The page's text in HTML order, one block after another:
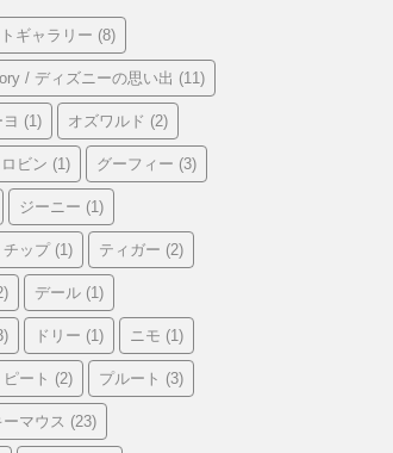
ギャラリー (8)
/ ディズニーの思い出 (11)
(1) オズワルド (2)
ビン (1) グーフィー (3)
ジーニー (1)
チップ(1) ティガー (2)
デール (1)
ドリー (1) ニモ (1)
ピート (2) プルート (3)
ーマウス (23)